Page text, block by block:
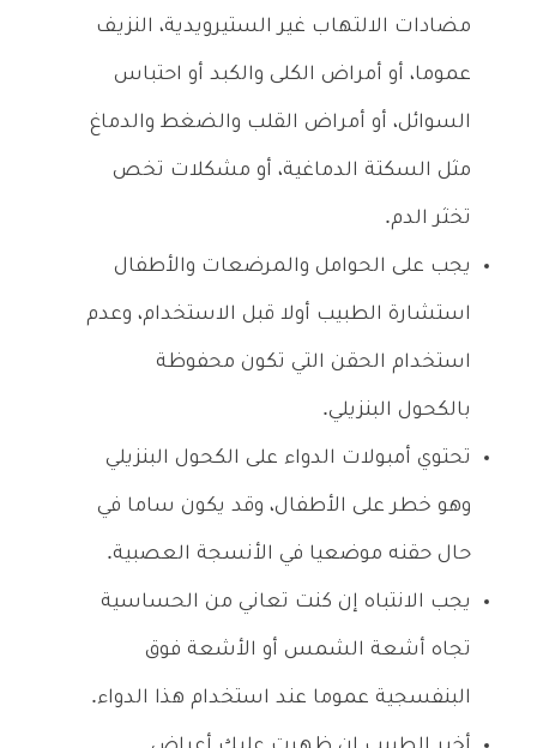
مضادات الالتهاب غير الستيرويدية، النزيف
عموما، أو أمراض الكلى والكبد أو احتباس
السوائل، أو أمراض القلب والضغط والدماغ
مثل السكتة الدماغية، أو مشكلات تخص
تخثر الدم.
يجب على الحوامل والمرضعات والأطفال
استشارة الطبيب أولا قبل الاستخدام، وعدم
استخدام الحقن التي تكون محفوظة
بالكحول البنزيلي.
تحتوي أمبولات الدواء على الكحول البنزيلي
وهو خطر على الأطفال، وقد يكون ساما في
حال حقنه موضعيا في الأنسجة العصبية.
يجب الانتباه إن كنت تعاني من الحساسية
تجاه أشعة الشمس أو الأشعة فوق
البنفسجية عموما عند استخدام هذا الدواء.